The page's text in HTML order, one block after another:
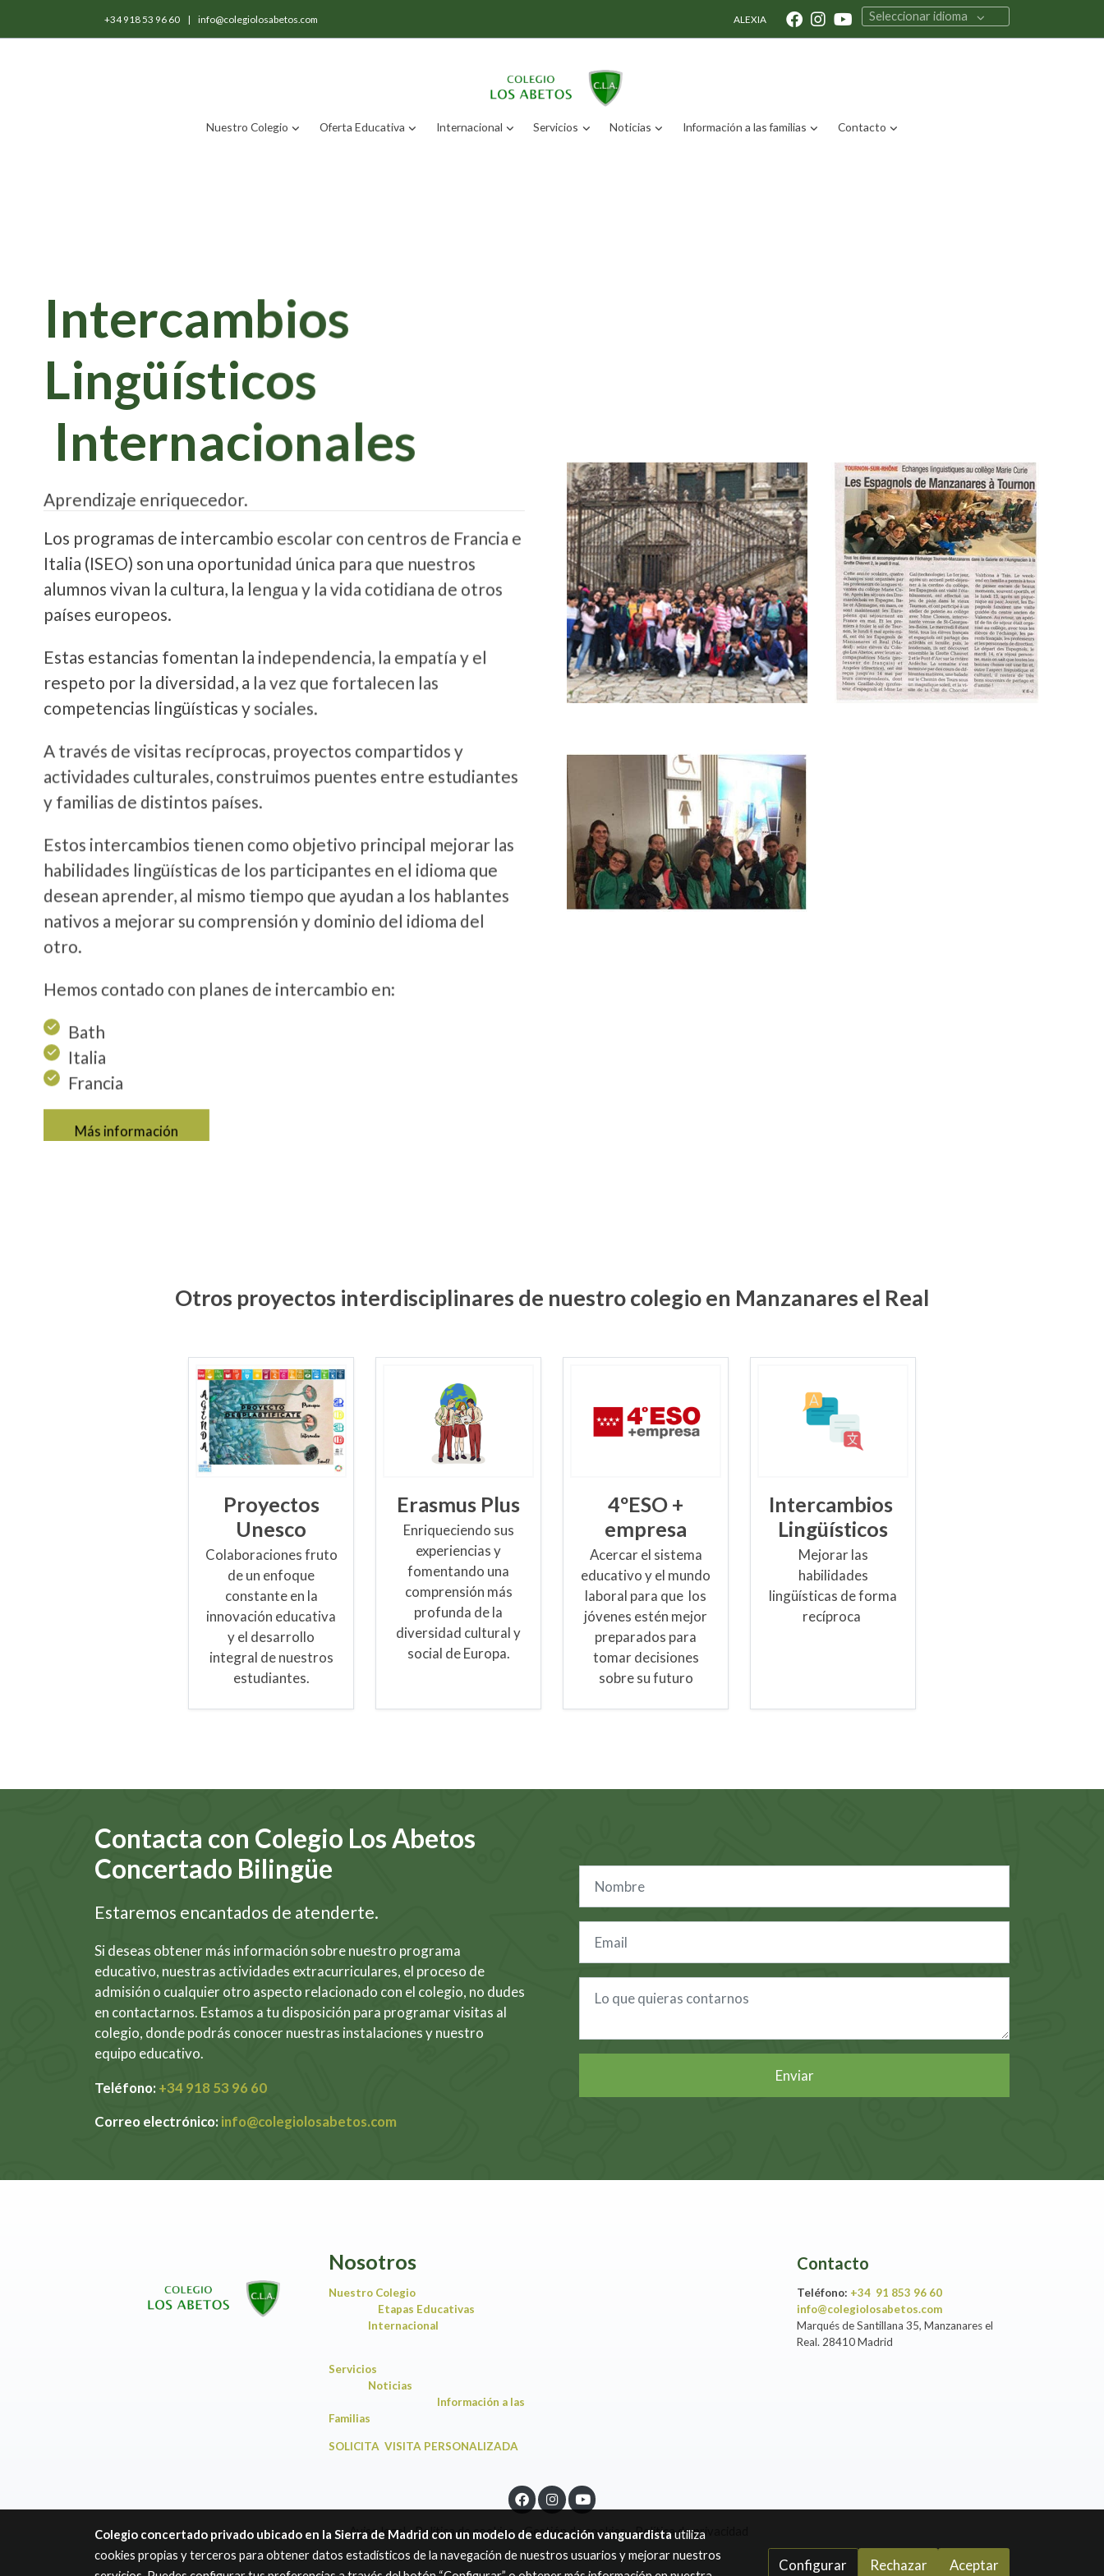
+34 918 53 96 60 | info@colegiolosabetos.com ALEXIA Seleccionar idioma
Nuestro Colegio Oferta Educativa Internacional Servicios Noticias Información a las familias Contacto
Intercambios
Lingüísticos
Internacionales
Aprendizaje enriquecedor.
Los programas de intercambio escolar con centros de Francia e
Italia (ISEO) son una oportunidad única para que nuestros
alumnos vivan la cultura, la lengua y la vida cotidiana de otros
países europeos.
Estas estancias fomentan la independencia, la empatía y el
respeto por la diversidad, a la vez que fortalecen las
competencias lingüísticas y sociales.
A través de visitas recíprocas, proyectos compartidos y
actividades culturales, construimos puentes entre estudiantes
y familias de distintos países.
Estos intercambios tienen como objetivo principal mejorar las
habilidades lingüísticas de los participantes en el idioma que
desean aprender, al mismo tiempo que ayudan a los hablantes
nativos a mejorar su comprensión y dominio del idioma del
otro.
Hemos contado con planes de intercambio en:
Bath
Italia
Francia
Más información
Otros proyectos interdisciplinares de nuestro colegio en Manzanares el Real
Proyectos
Unesco
Colaboraciones fruto
de un enfoque
constante en la
innovación educativa
y el desarrollo
integral de nuestros
estudiantes.
Erasmus Plus
Enriqueciendo sus
experiencias y
fomentando una
comprensión más
profunda de la
diversidad cultural y
social de Europa.
4ºESO +
empresa
Acercar el sistema
educativo y el mundo
laboral para que los
jóvenes estén mejor
preparados para
tomar decisiones
sobre su futuro
Intercambios
Lingüísticos
Mejorar las
habilidades
lingüísticas de forma
recíproca
Contacta con Colegio Los Abetos
Concertado Bilingüe
Estaremos encantados de atenderte.
Si deseas obtener más información sobre nuestro programa
educativo, nuestras actividades extracurriculares, el proceso de
admisión o cualquier otro aspecto relacionado con el colegio, no dudes
en contactarnos. Estamos a tu disposición para programar visitas al
colegio, donde podrás conocer nuestras instalaciones y nuestro
equipo educativo.
Teléfono: +34 918 53 96 60
Correo electrónico: info@colegiolosabetos.com
Enviar
Nosotros
Nuestro Colegio
Etapas Educativas
Internacional
Servicios
Noticias
Información a las
Familias
SOLICITA VISITA PERSONALIZADA
Contacto
Teléfono: +34 91 853 96 60
info@colegiolosabetos.com
Marqués de Santillana 35, Manzanares el
Real. 28410 Madrid
Aviso legal Política de cookies Gestión de cookies Política de privacidad
Colegio concertado privado ubicado en la Sierra de Madrid con un modelo de educación vanguardista utiliza
cookies propias y terceros para obtener datos estadísticos de la navegación de nuestros usuarios y mejorar nuestros
Configurar Rechazar Aceptar